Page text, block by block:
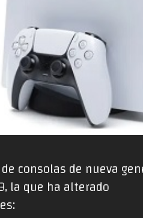
consolas de nueva
la que ha alterado